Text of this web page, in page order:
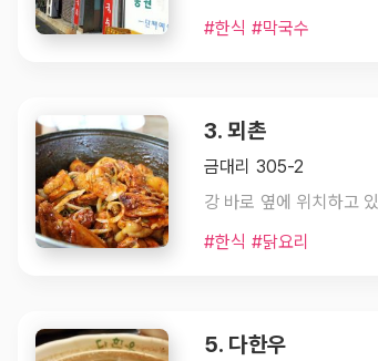
#한식 #막국수
3. 뫼촌
금대리 305-2
#한식 #닭요리
5. 다한우